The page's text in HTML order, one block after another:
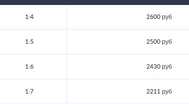
1:4 2600 руб
1:5 2500 руб
1:6 2430 руб
1:7 2211 руб